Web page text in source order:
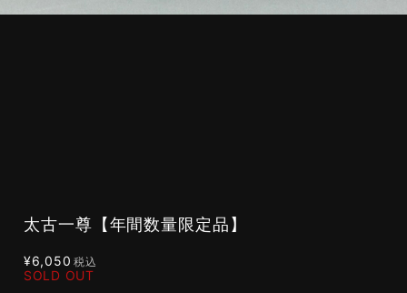
太古一尊【年間数量限定品】
¥6,050 税込
SOLD OUT